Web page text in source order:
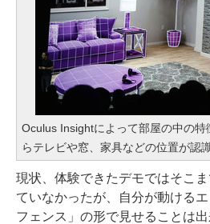
Oculus Insightによって部屋の中の
らテレビや窓、家具などの位置が認
現状、体験できたデモではそこ
ていなかったが、自分が動ける
フェンス」の形で見せることは